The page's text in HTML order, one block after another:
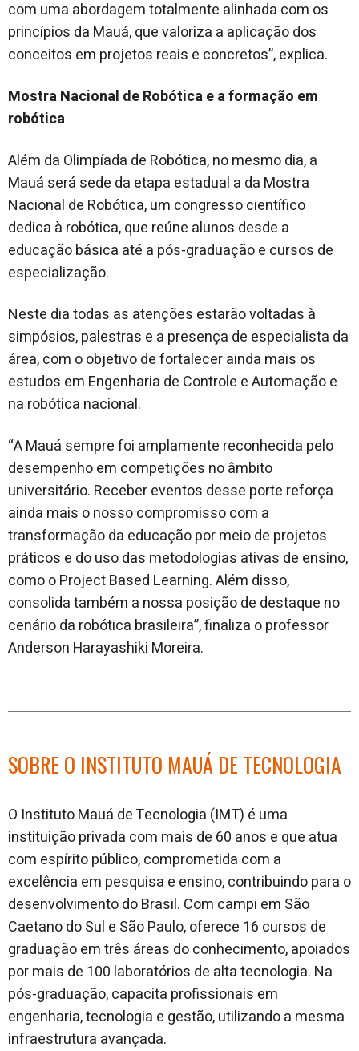
com uma abordagem totalmente alinhada com os
princípios da Mauá, que valoriza a aplicação dos
conceitos em projetos reais e concretos”, explica.
Mostra Nacional de Robótica e a formação em
robótica
Além da Olimpíada de Robótica, no mesmo dia, a
Mauá será sede da etapa estadual a da Mostra
Nacional de Robótica, um congresso científico
dedica à robótica, que reúne alunos desde a
educação básica até a pós-graduação e cursos de
especialização.
Neste dia todas as atenções estarão voltadas à
simpósios, palestras e a presença de especialista da
área, com o objetivo de fortalecer ainda mais os
estudos em Engenharia de Controle e Automação e
na robótica nacional.
“A Mauá sempre foi amplamente reconhecida pelo
desempenho em competições no âmbito
universitário. Receber eventos desse porte reforça
ainda mais o nosso compromisso com a
transformação da educação por meio de projetos
práticos e do uso das metodologias ativas de ensino,
como o Project Based Learning. Além disso,
consolida também a nossa posição de destaque no
cenário da robótica brasileira”, finaliza o professor
Anderson Harayashiki Moreira.
SOBRE O INSTITUTO MAUÁ DE TECNOLOGIA
O Instituto Mauá de Tecnologia (IMT) é uma
instituição privada com mais de 60 anos e que atua
com espírito público, comprometida com a
excelência em pesquisa e ensino, contribuindo para o
desenvolvimento do Brasil. Com campi em São
Caetano do Sul e São Paulo, oferece 16 cursos de
graduação em três áreas do conhecimento, apoiados
por mais de 100 laboratórios de alta tecnologia. Na
pós-graduação, capacita profissionais em
engenharia, tecnologia e gestão, utilizando a mesma
infraestrutura avançada.